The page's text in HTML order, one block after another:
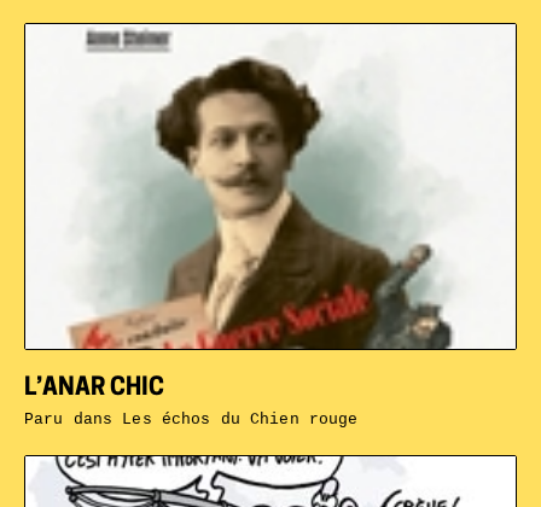
L’ANAR CHIC
Paru dans Les échos du Chien rouge